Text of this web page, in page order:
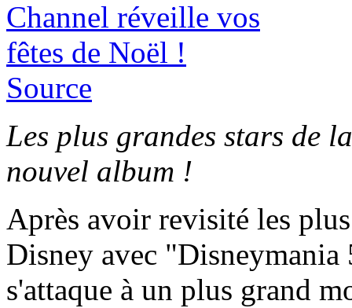
Source
Les plus grandes stars de
nouvel album !
Après avoir revisité les
Disney avec
s'attaque à un plus grand